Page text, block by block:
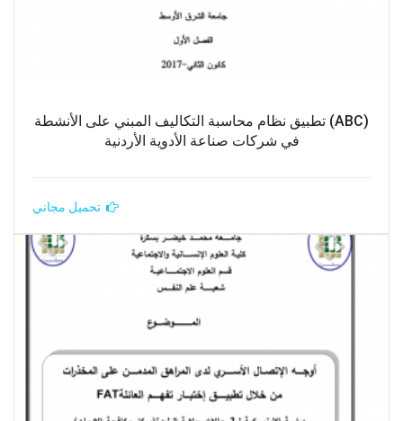
(ABC) تطبيق نظام محاسبة التكاليف المبني على الأنشطة
في شركات صناعة الأدوية الأردنية
تحميل مجاني